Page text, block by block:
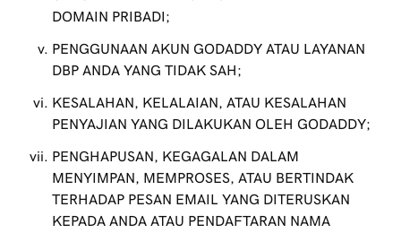
DOMAIN PRIBADI;
PENGGUNAAN AKUN GODADDYATAU LAYANAN
DBP ANDA YANG TIDAK SAH;
KESALAHAN, KELALAIAN, ATAU KESALAHAN
PENYAJIAN YANG DILAKUKAN OLEH GODADDY;
PENGHAPUSAN, KEGAGALAN DALAM
MENYIMPAN, MEMPROSES, ATAU BERTINDAK
TERHADAP PESAN EMAIL YANG DITERUSKAN
KEPADA ANDA ATAU PENDAFTARAN NAMA